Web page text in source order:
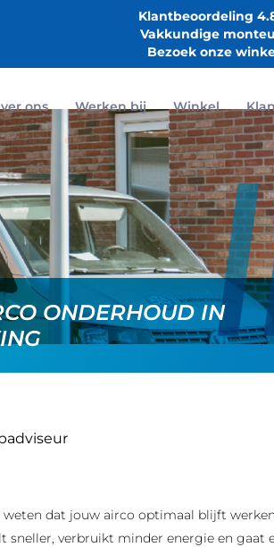
Klantbeoordeling
Vakkundige
Bezoek onze
ons Werken bij Winkel
ONDERHOUD IN
dat jouw airco optimaal blijft
sneller, verbruikt minder energie en